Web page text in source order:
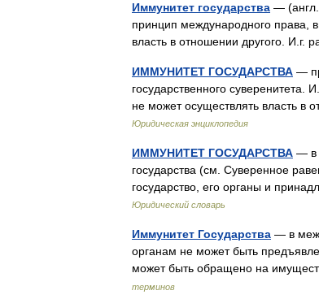
Иммунитет государства —
принцип международного права,
власть в отношении другого. И.г.
ИММУНИТЕТ ГОСУДАРСТВА —
государственного суверенитета.
не может осуществлять власть в
Юридическая энциклопедия
ИММУНИТЕТ ГОСУДАРСТВА — в
государства (см. Суверенное
государство, его органы и
Юридический словарь
Иммунитет Государства — в
органам не может быть
может быть обращено на
терминов